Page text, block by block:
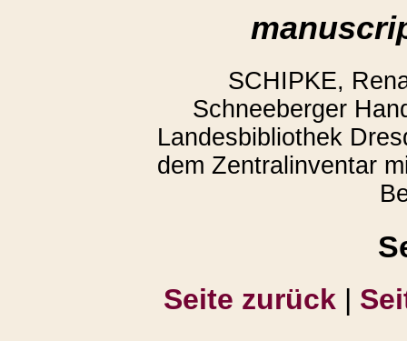
SCHIPKE,
Schneeberger
Landesbibliothek
dem Zentralinventar
Seite zurück |